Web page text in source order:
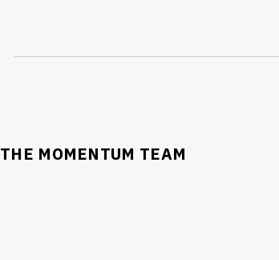
THE MOMENTUM TEAM